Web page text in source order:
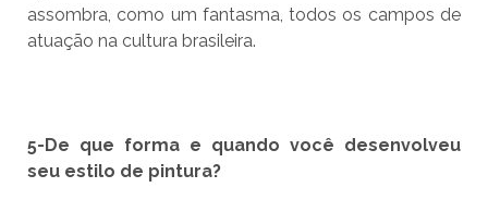
assombra, como um fantasma, todos os campos de
atuação na cultura brasileira.
5-De que forma e quando você desenvolveu
seu estilo de pintura?